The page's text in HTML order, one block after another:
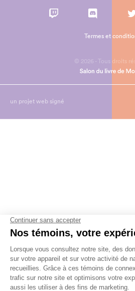
© 2026 - Tous droits
Termes et
un projet web signé